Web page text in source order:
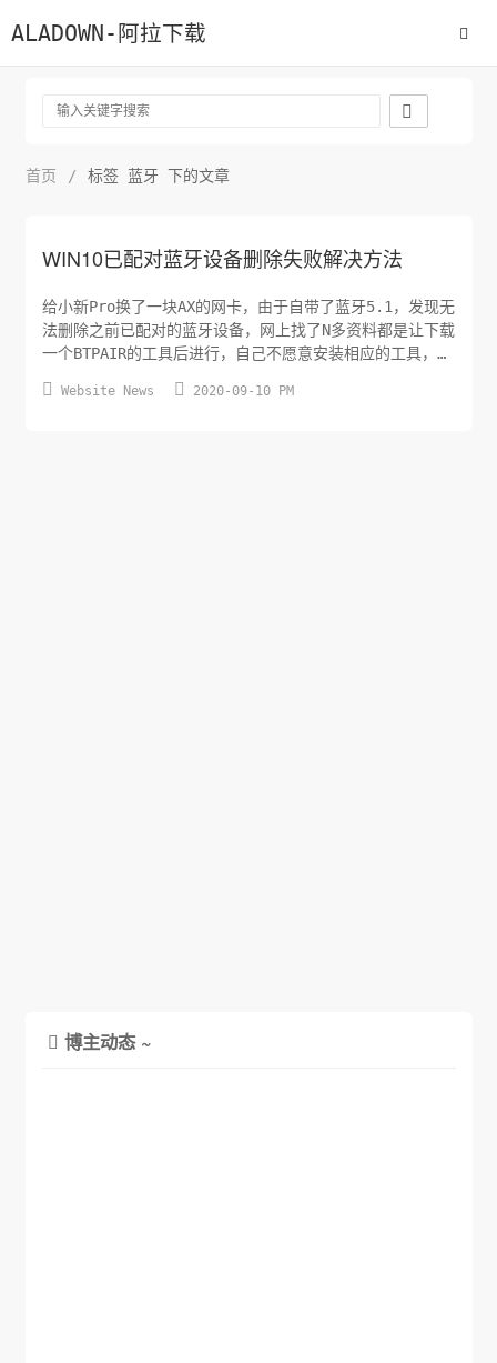
ALADOWN-阿拉下载

首页 / 标签 蓝牙 下的文章
WIN10已配对蓝牙设备删除失败解决方法
给小新Pro换了一块AX的网卡，由于自带了蓝牙5.1，发现无
法删除之前已配对的蓝牙设备，网上找了N多资料都是让下载
一个BTPAIR的工具后进行，自己不愿意安装相应的工具，最
除失败的问题。 进入设备管理器（Win+X 设备管理器） 点
 Website News  2020-09-10 PM
 博主动态 ~